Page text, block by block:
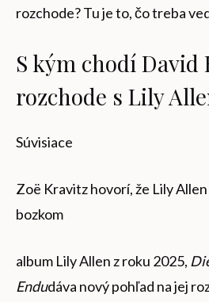
rozchode? Tu je to, čo treba
S kým chodí David
rozchode s Lily
Súvisiace
Zoë Kravitz hovorí, že Lily
bozkom
album Lily Allen z roku 2025,
Endudáva nový pohľad na jej